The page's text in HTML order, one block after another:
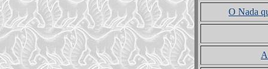
O Nada